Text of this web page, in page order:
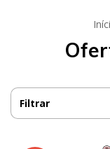
Filtrar